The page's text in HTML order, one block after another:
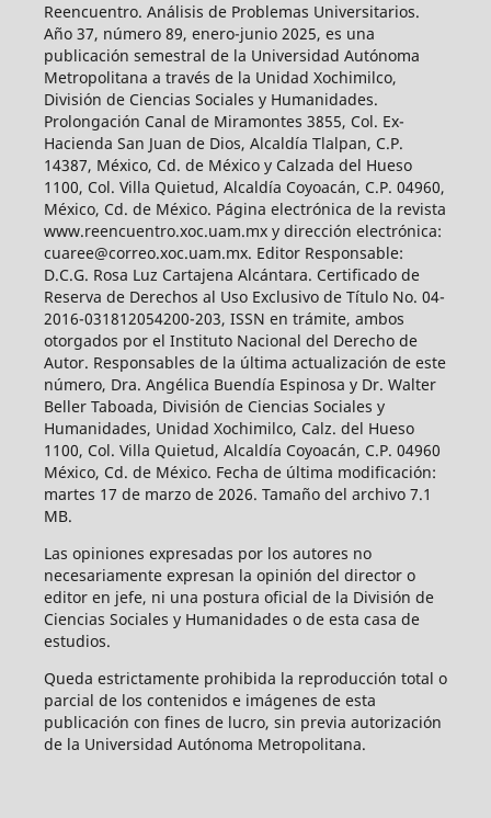
Reencuentro. Análisis de Problemas Universitarios.
Año 37, número 89, enero-junio 2025, es una
publicación semestral de la Universidad Autónoma
Metropolitana a través de la Unidad Xochimilco,
División de Ciencias Sociales y Humanidades.
Prolongación Canal de Miramontes 3855, Col. Ex-
Hacienda San Juan de Dios, Alcaldía Tlalpan, C.P.
14387, México, Cd. de México y Calzada del Hueso
1100, Col. Villa Quietud, Alcaldía Coyoacán, C.P. 04960,
México, Cd. de México. Página electrónica de la revista
www.reencuentro.xoc.uam.mx y dirección electrónica:
cuaree@correo.xoc.uam.mx. Editor Responsable:
D.C.G. Rosa Luz Cartajena Alcántara. Certificado de
Reserva de Derechos al Uso Exclusivo de Título No. 04-
2016-031812054200-203, ISSN en trámite, ambos
otorgados por el Instituto Nacional del Derecho de
Autor. Responsables de la última actualización de este
número, Dra. Angélica Buendía Espinosa y Dr. Walter
Beller Taboada, División de Ciencias Sociales y
Humanidades, Unidad Xochimilco, Calz. del Hueso
1100, Col. Villa Quietud, Alcaldía Coyoacán, C.P. 04960
México, Cd. de México. Fecha de última modificación:
martes 17 de marzo de 2026. Tamaño del archivo 7.1
MB.
Las opiniones expresadas por los autores no
necesariamente expresan la opinión del director o
editor en jefe, ni una postura oficial de la División de
Ciencias Sociales y Humanidades o de esta casa de
estudios.
Queda estrictamente prohibida la reproducción total o
parcial de los contenidos e imágenes de esta
publicación con fines de lucro, sin previa autorización
de la Universidad Autónoma Metropolitana.